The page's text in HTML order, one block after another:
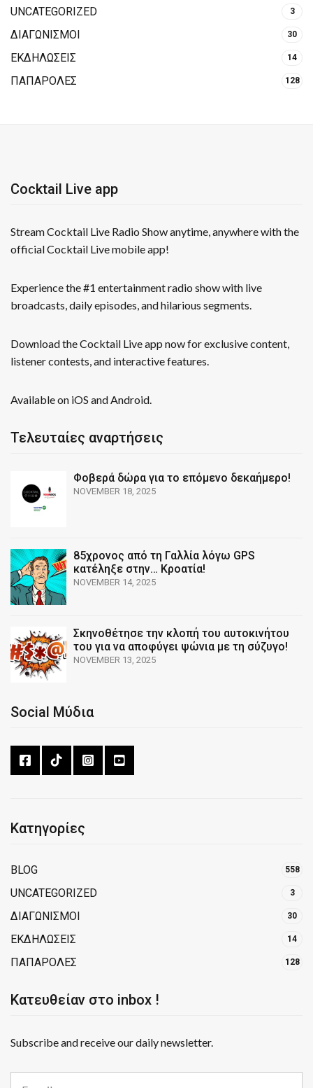
UNCATEGORIZED 3
ΔΙΑΓΩΝΙΣΜΟΙ 30
ΕΚΔΗΛΩΣΕΙΣ 14
ΠΑΠΑΡΟΛΕΣ 128
Cocktail Live app
Stream Cocktail Live Radio Show anytime, anywhere with the
official Cocktail Live mobile app!
Experience the #1 entertainment radio show with live
broadcasts, daily episodes, and hilarious segments.
Download the Cocktail Live app now for exclusive content,
listener contests, and interactive features.
Available on iOS and Android.
Τελευταίες αναρτήσεις
Φοβερά δώρα για το επόμενο δεκαήμερο!
NOVEMBER 18, 2025
85χρονος από τη Γαλλία λόγω GPS
κατέληξε στην… Κροατία!
NOVEMBER 14, 2025
Σκηνοθέτησε την κλοπή του αυτοκινήτου
του για να αποφύγει ψώνια με τη σύζυγο!
NOVEMBER 13, 2025
Social Μύδια
Κατηγορίες
BLOG 558
UNCATEGORIZED 3
ΔΙΑΓΩΝΙΣΜΟΙ 30
ΕΚΔΗΛΩΣΕΙΣ 14
ΠΑΠΑΡΟΛΕΣ 128
Κατευθείαν στο inbox !
Subscribe and receive our daily newsletter.